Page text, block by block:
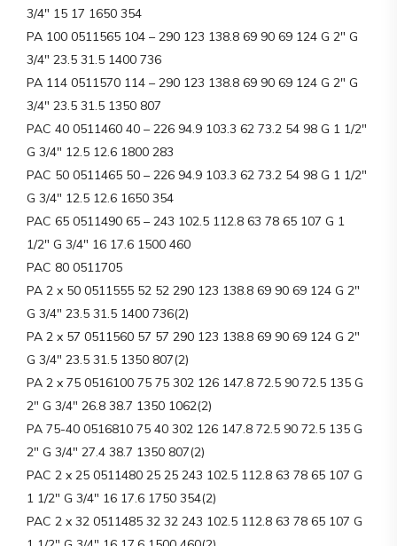
3/4″ 15 17 1650 354
PA 100 0511565 104 – 290 123 138.8 69 90 69 124 G 2″ G
3/4″ 23.5 31.5 1400 736
PA 114 0511570 114 – 290 123 138.8 69 90 69 124 G 2″ G
3/4″ 23.5 31.5 1350 807
PAC 40 0511460 40 – 226 94.9 103.3 62 73.2 54 98 G 1 1/2″
G 3/4″ 12.5 12.6 1800 283
PAC 50 0511465 50 – 226 94.9 103.3 62 73.2 54 98 G 1 1/2″
G 3/4″ 12.5 12.6 1650 354
PAC 65 0511490 65 – 243 102.5 112.8 63 78 65 107 G 1
1/2″ G 3/4″ 16 17.6 1500 460
PAC 80 0511705
PA 2 x 50 0511555 52 52 290 123 138.8 69 90 69 124 G 2″
G 3/4″ 23.5 31.5 1400 736(2)
PA 2 x 57 0511560 57 57 290 123 138.8 69 90 69 124 G 2″
G 3/4″ 23.5 31.5 1350 807(2)
PA 2 x 75 0516100 75 75 302 126 147.8 72.5 90 72.5 135 G
2″ G 3/4″ 26.8 38.7 1350 1062(2)
PA 75-40 0516810 75 40 302 126 147.8 72.5 90 72.5 135 G
2″ G 3/4″ 27.4 38.7 1350 807(2)
PAC 2 x 25 0511480 25 25 243 102.5 112.8 63 78 65 107 G
1 1/2″ G 3/4″ 16 17.6 1750 354(2)
PAC 2 x 32 0511485 32 32 243 102.5 112.8 63 78 65 107 G